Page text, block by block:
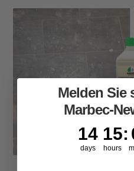
Melden Sie
Marbec-
14
14
days
15
15
hours
: